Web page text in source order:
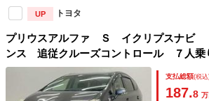
UP トヨタ
プリウスアルファ Ｓ イクリプスナビ
ンス 追従クルーズコントロール ７人
ｕｅｔｏｏｔｈ バックカメラ オートラ
スイッチ オートマチックハイビーム ス
支払総額(税込
187.8 万